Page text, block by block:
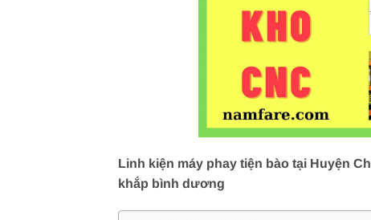
Linh kiện máy phay tiện bào tại Huyện
khắp bình dương